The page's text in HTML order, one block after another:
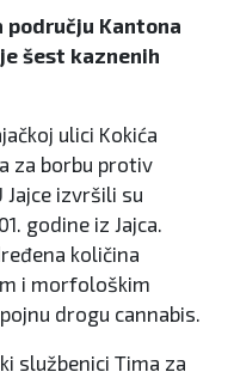
Kantona
šest kaznenih
ulici Kokića
za borbu protiv
izvršili su
godine iz Jajca.
količina
i morfološkim
drogu cannabis.
službenici Tima za